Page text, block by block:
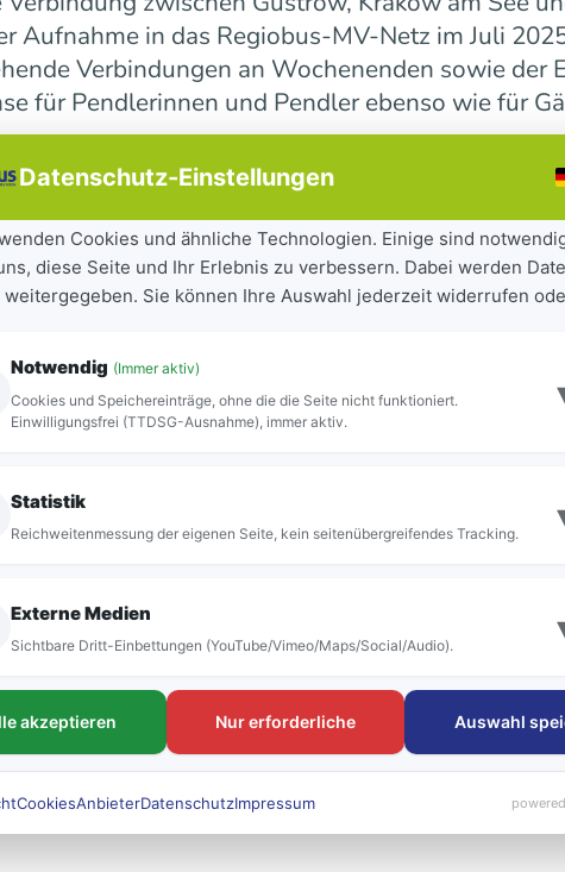
Aufnahme in das Regiobus-MV-Netz im Juli
Verbindungen an Wochenenden sowie der
für Pendlerinnen und Pendler ebenso wie für
weiter
der seit 2023 laufenden
Ziel, Städte und Gemeinden besser
für Bürgerinnen und Bürger sowie
Netz 16 Regiobuslinien. Die neuen MV-
Blick zu erkennen.
der Umstellung vor allem die Bezeichnung
bestehen. Die neuen Liniennummern werden
sichtbar sein.
Datenschutz-Einstellungen
Cookies und ähnliche Technologien. Einige sind
diese Seite und Ihr Erlebnis zu verbessern. Dabei werden
weitergegeben. Sie können Ihre Auswahl jederzeit widerrufen
Notwendig (Immer aktiv)
Cookies und Speichereinträge, ohne die die Seite nicht funktioniert.
Einwilligungsfrei (TTDSG-Ausnahme), immer aktiv.
Statistik
Reichweitenmessung der eigenen Seite, kein seitenübergreifendes Tracking.
Externe Medien
Sichtbare Dritt-Einbettungen (YouTube/Vimeo/Maps/Social/Audio).
akzeptieren Nur erforderliche Auswahl
CookiesAnbieterDatenschutzImpressum